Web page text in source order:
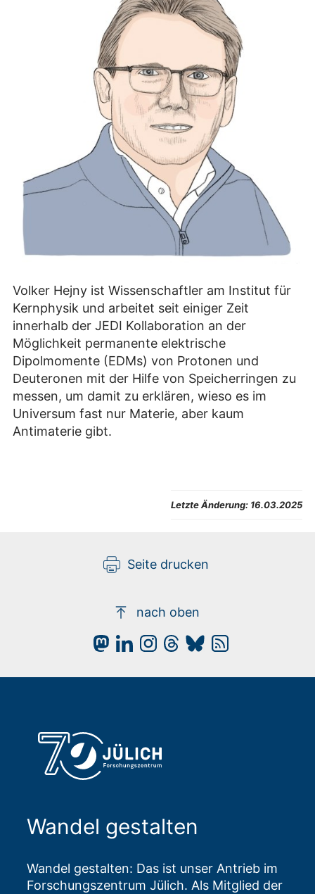
Volker Hejny ist Wissenschaftler am Institut für
Kernphysik und arbeitet seit einiger Zeit
innerhalb der JEDI Kollaboration an der
Möglichkeit permanente elektrische
Dipolmomente (EDMs) von Protonen und
Deuteronen mit der Hilfe von Speicherringen zu
messen, um damit zu erklären, wieso es im
Universum fast nur Materie, aber kaum
Antimaterie gibt.
Letzte Änderung: 16.03.2025
Seite drucken
nach oben
Wandel gestalten
Wandel gestalten: Das ist unser Antrieb im
Forschungszentrum Jülich. Als Mitglied der